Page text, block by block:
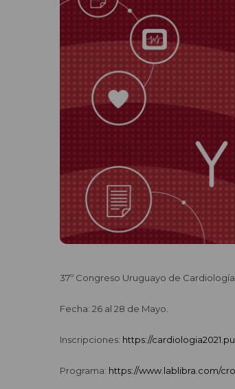
37º Congreso Uruguayo de
Fecha: 26 al 28 de Mayo.
Inscripciones: https://
Programa: https://www.lablibra.com/